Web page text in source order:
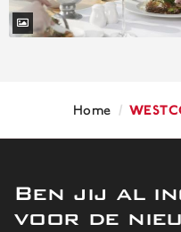
Home /
Ben jij al
voor de